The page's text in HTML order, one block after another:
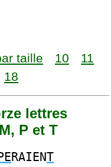
taille 10
11
18
lettres
P et T
RAIENT